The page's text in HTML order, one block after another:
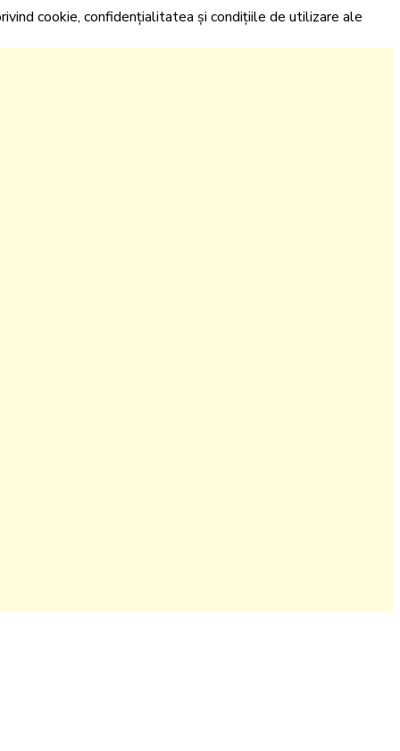
cookie, confidențialitatea și condițiile de utilizare ale